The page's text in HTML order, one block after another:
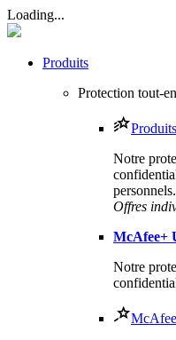
Loading...
Produits
Protection tout-
Produits
Notre
personnels.​
Offres
McAfee+
Notre